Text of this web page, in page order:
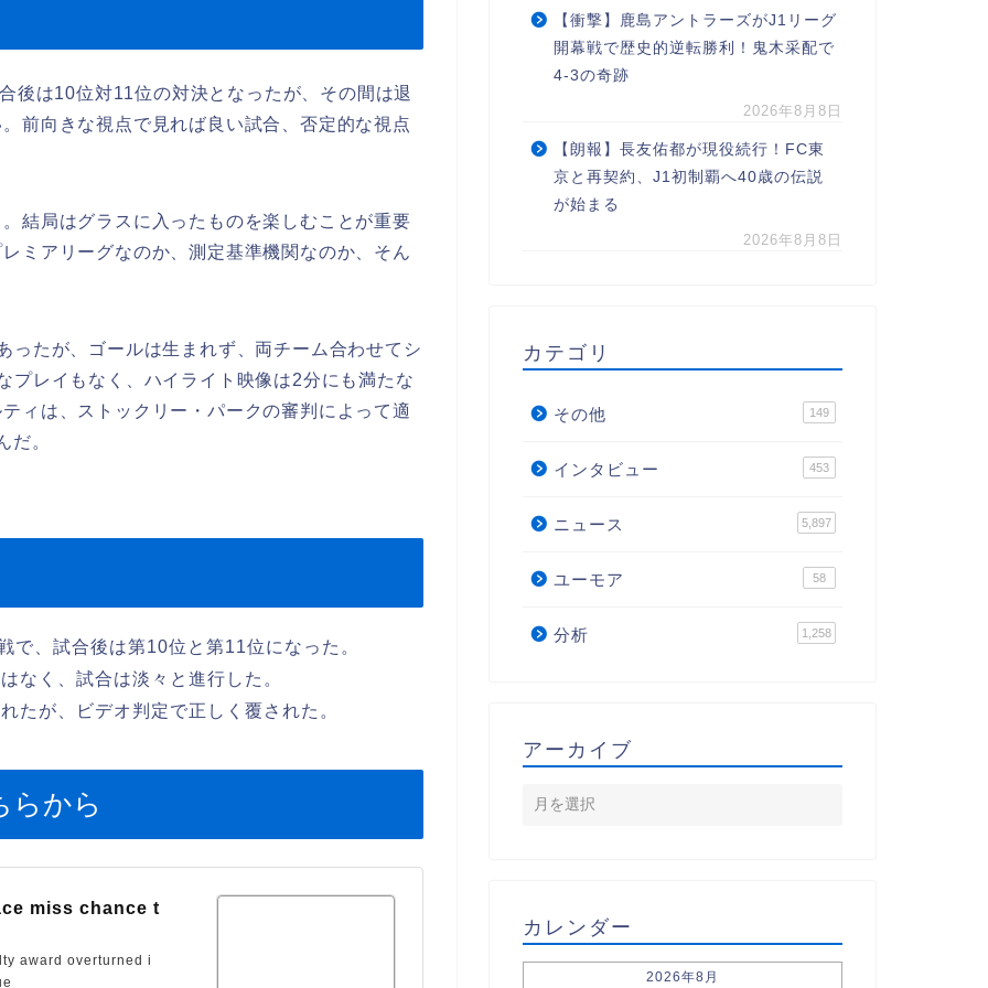
後は10位対11位の対決となったが、その間は退
前向きな視点で見れば良い試合、否定的な視点
結局はグラスに入ったものを楽しむことが重要
ミアリーグなのか、測定基準機関なのか、そん
ったが、ゴールは生まれず、両チーム合わせてシ
プレイもなく、ハイライト映像は2分にも満たな
ィは、ストックリー・パークの審判によって適
だ。
で、試合後は第10位と第11位になった。
なく、試合は淡々と進行した。
たが、ビデオ判定で正しく覆された。
らから
miss chance t
award overturned i
【衝撃】鹿島アントラーズがJ1リーグ
開幕戦で歴史的逆転勝利！鬼木采配で
4-3の奇跡
2026年8月8日
【朗報】長友佑都が現役続行！FC東
京と再契約、J1初制覇へ40歳の伝説
が始まる
2026年8月8日
カテゴリ
その他 149
インタビュー 453
ニュース 5,897
ユーモア 58
分析 1,258
アーカイブ
カレンダー
2026年8月